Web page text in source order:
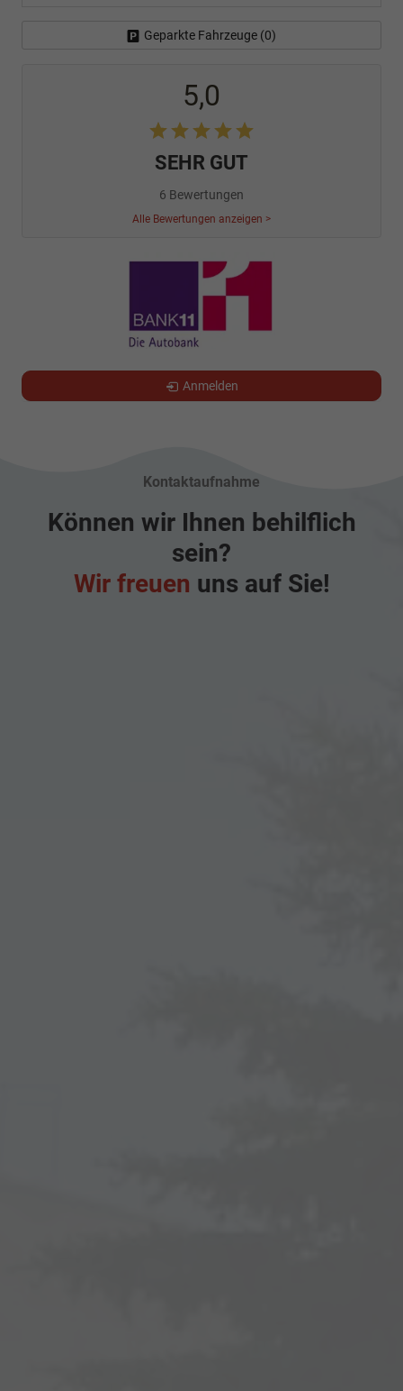
Geparkte Fahrzeuge (0)
5,0
SEHR GUT
6 Bewertungen
Alle Bewertungen anzeigen >
Anmelden
Kontaktaufnahme
Können wir Ihnen behilflich
sein?
Wir freuen uns auf Sie!